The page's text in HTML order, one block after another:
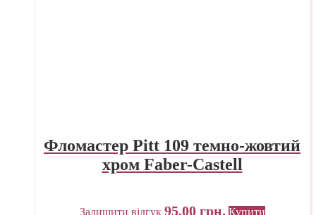
Фломастер Pitt 109 темно-жовтий
хром Faber-Castell
Залишити відгук 95,00 грн. Купити